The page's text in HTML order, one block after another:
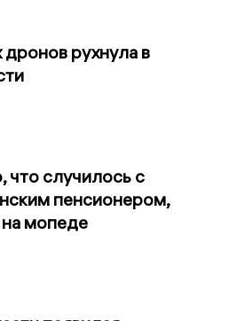
рухнула в
что случилось с
пенсионером,
мопеде